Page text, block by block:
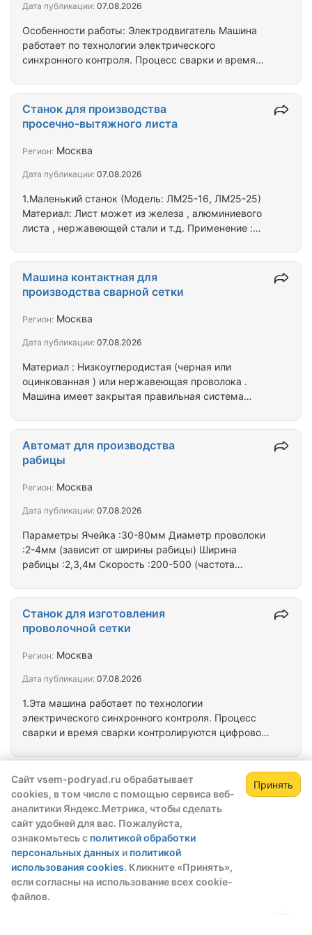
Сайт vsem-podryad.ru обрабатывает
cookies, в том числе с помощью сервиса веб-
аналитики Яндекс.Метрика, чтобы сделать
сайт удобней для вас. Пожалуйста,
ознакомьтесь с политикой обработки
персональных данных и политикой
использования cookies. Кликните «Принять»,
если согласны на использование всех cookie-
файлов.
Принять
устройством для нарезания проволоки, а также
Особенности работы: Электродвигатель Машина
работает по технологии электрического
синхронного контроля. Процесс сварки и время
представляют собой сенсорный экран и
клавиатура, что делает программирование станка
более логичным и интеллектуальным. Станок
работает от электродвигателя , регурирует
загрузочный желоб, который передается от
шагового электродвигателя, свободно …
Дата публикации: 07.08.2026
1.Маленький станок (Модель: ЛМ25-16, ЛМ25-25)
Материал: Лист может из железа , алюминиевого
листа , нержавеющей стали и т.д. Применение :
и т.д. Основные параметры : Модель Толщина
подачи листа) Длиная диагональ ячейки Мощность
Вес Габариты ЛМ25-16 0.2-1.0мм ≤1000мм 150
Станок для производства
просечно-вытяжного листа
Регион: Москва
Дата публикации: 07.08.2026
Материал : Низкоуглеродистая (черная или
оцинкованная ) или нержавеющая проволока .
Машина имеет закрытая правильная система
скорости . Можно получить ячейки крепкими и
ровными.Сварка контролируется трёхфазным
электроном и электроэнергией. Машина
перестанет работать автоматически с помощью
Сварочная мощность большая , контроль
Машина контактная для
производства сварной сетки
Регион: Москва
Дата публикации: 07.08.2026
Параметры Ячейка :30-80мм Диаметр проволоки
:2-4мм (зависит от ширины рабицы) Ширина
рабицы :2,3,4м Скорость :200-500 (частота
Спецификации по диаметру провлоки ширина
рабицы(мм) 30 40 50 60 70 80 диаметр (мм) 2,0-
3,5 2,0-3,5 2,0-3,5 2,0-4,0 2,0-4,0 2,0-4,0
Напоминание : Жёсткость пакета стальной
производил нормально . Внимание : мы еще
Автомат для производства
рабицы
Регион: Москва
Дата публикации: 07.08.2026
1.Эта машина работает по технологии
электрического синхронного контроля. Процесс
сварки и время сварки контролируются цифровой
сварки протекает стабильно и с высокой
точностью. Сварные соединения имеют малое
пятно контакта, не имеют дефектов и обладают
высокой прочностью. 2.Машина вытягивает
продольные и поперечные проволочные сегменты
из бухты проволоки. 3.Данное оборудование
снабжено специальным устройством для
нарезания проволоки (устройство…
Станок для изготовления
проволочной сетки
Регион: Москва
Дата публикации: 07.08.2026
1.Станок работает по технологии электрического
синхронного контроля. Процесс сварки и время
сварки задаются системой программируемого
Станок для производства
сварной огражденной сетки
Регион:Москва